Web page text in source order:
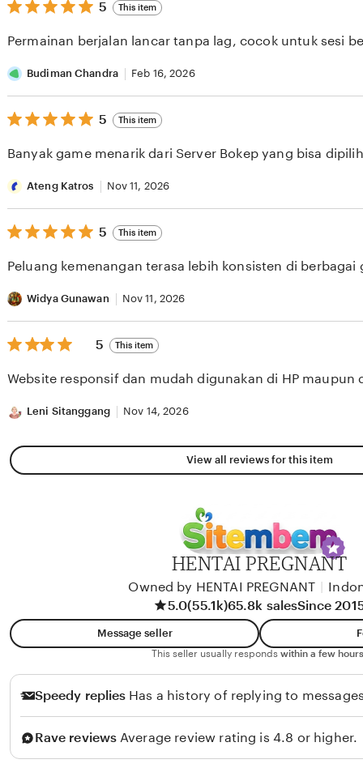
5
out
5
5 This item
Permainan berjalan lancar tanpa lag, cocok untuk sesi
Budiman Chandra Feb 16, 2026
5
out
5
5 This item
Banyak game menarik dari Server Bokep yang bisa
Ateng Katros Nov 11, 2026
5
out
5
5 This item
Peluang kemenangan terasa lebih konsisten di berbagai
Widya Gunawan Nov 11, 2026
5
out
5
5 This item
Website responsif dan mudah digunakan di HP maupun
Leni Sitanggang Nov 14, 2026
View all reviews for this item
HENTAI PREGNANT
Owned by HENTAI PREGNANT
5.0(55.1k)65.8k salesSince
Message seller
This seller usually responds within a few
Speedy replies Has a history of replying to
Rave reviews Average review rating is 4.8 or higher.